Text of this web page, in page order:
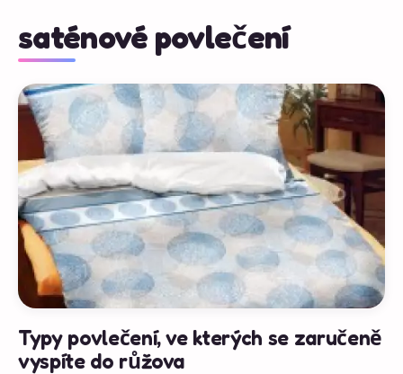
saténové povlečení
Typy povlečení, ve kterých se zaručeně
vyspíte do růžova